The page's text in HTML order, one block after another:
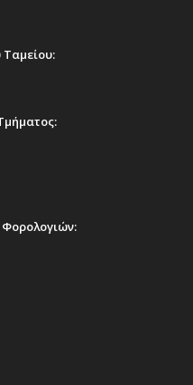
Ταμείου:
Φορολογιών: